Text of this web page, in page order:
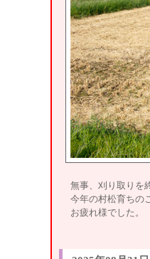
無事、刈り取りを
今年の村松育ちの
お疲れ様でした。